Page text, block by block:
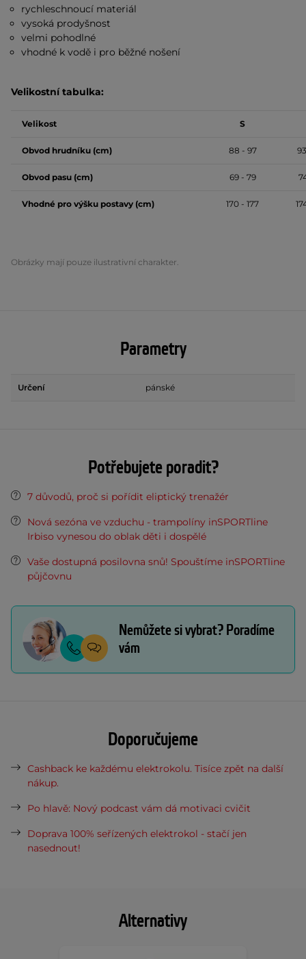
Alternativy
rychleschnoucí materiál
vysoká prodyšnost
velmi pohodlné
vhodné k vodě i pro běžné nošení
Velikostní tabulka:
Velikost S
Obvod hrudníku (cm) 88 - 97
Obvod pasu (cm) 69 - 79
Vhodné pro výšku postavy (cm) 170 - 177
Obrázky mají pouze ilustrativní charakter.
Parametry
Určení pánské
Potřebujete poradit?
7 důvodů, proč si pořídit eliptický trenažér
Nová sezóna ve vzduchu - trampolíny inSPORTline
Irbiso vynesou do oblak děti i dospělé
Vaše dostupná posilovna snů! Spouštíme inSPORTline
půjčovnu
Nemůžete si vybrat? Poradíme
vám
Doporučujeme
Cashback ke každému elektrokolu. Tisíce zpět na další
nákup.
Po hlavě: Nový podcast vám dá motivaci cvičit
Doprava 100% seřízených elektrokol - stačí jen
nasednout!